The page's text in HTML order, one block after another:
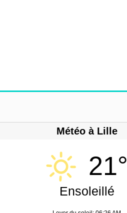
Météo à Lille
21°
Ensoleillé